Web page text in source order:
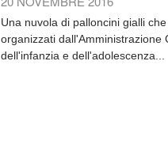
Una nuvola di palloncini gialli
organizzati dall'Amministrazione
dell'infanzia e dell'adolescenza...